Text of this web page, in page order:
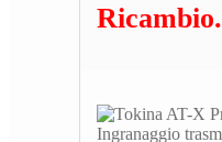
Ricambio.